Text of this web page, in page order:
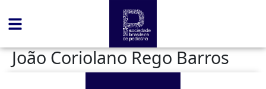
João Coriolano Rego Barros